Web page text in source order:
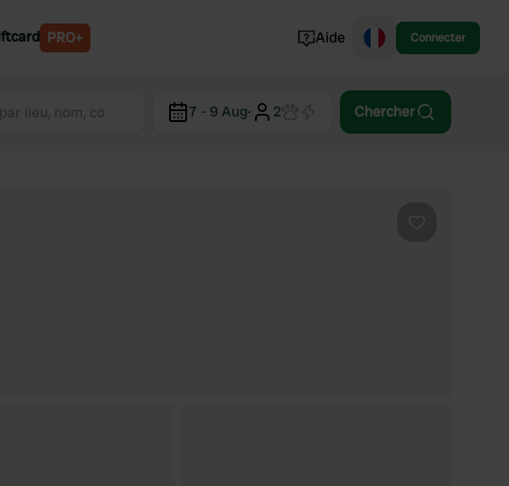
Slovénie
PRO+ Aide Connecter
7 - 9 Aug· 2 Chercher